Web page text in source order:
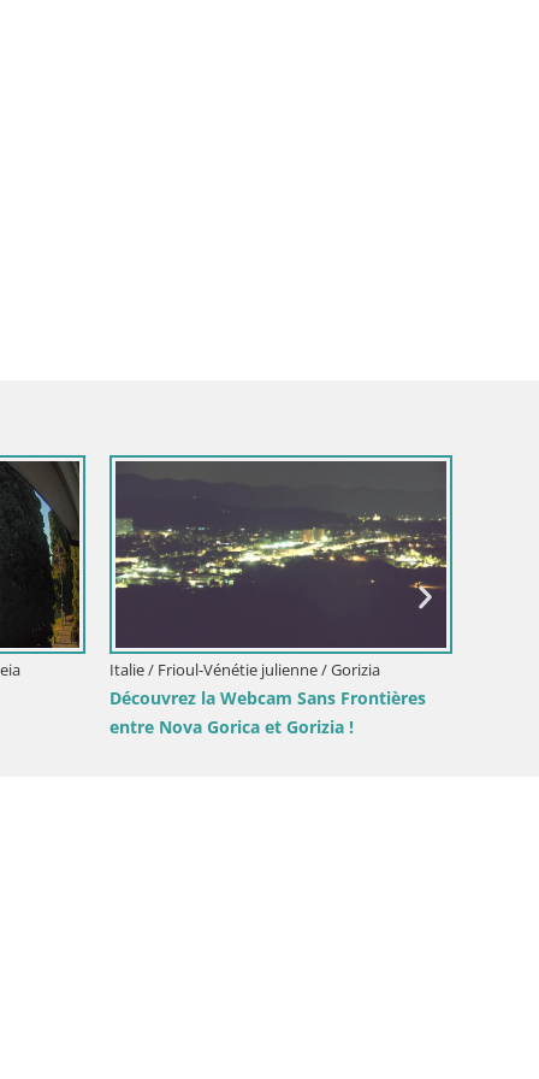
Italie / Frioul-Vénétie julienne / Gorizia
Découvrez la Webcam Sans Frontières
entre Nova Gorica et Gorizia !